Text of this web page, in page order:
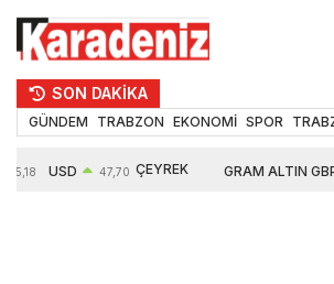
SON DAKİKA
GÜNDEM TRABZON EKONOMİ SPOR
55,18 USD 47,70 ÇEYREK GRAM ALTIN GBP